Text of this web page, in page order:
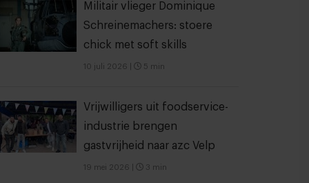
Militair vlieger Dominique
Schreinemachers: stoere
chick met soft skills
10 juli 2026 5 min
Vrijwilligers uit foodservice-
industrie brengen
gastvrijheid naar azc Velp
19 mei 2026 3 min